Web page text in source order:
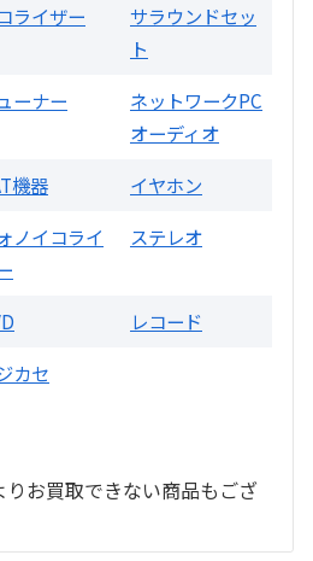
アンプ
お問合せください
ライザー
サラウンドセッ
ト
ーナー
ネットワークPC
オーディオ
機器
イヤホン
ノイコライ
ステレオ
レコード
カセ
お買取できない商品もござ